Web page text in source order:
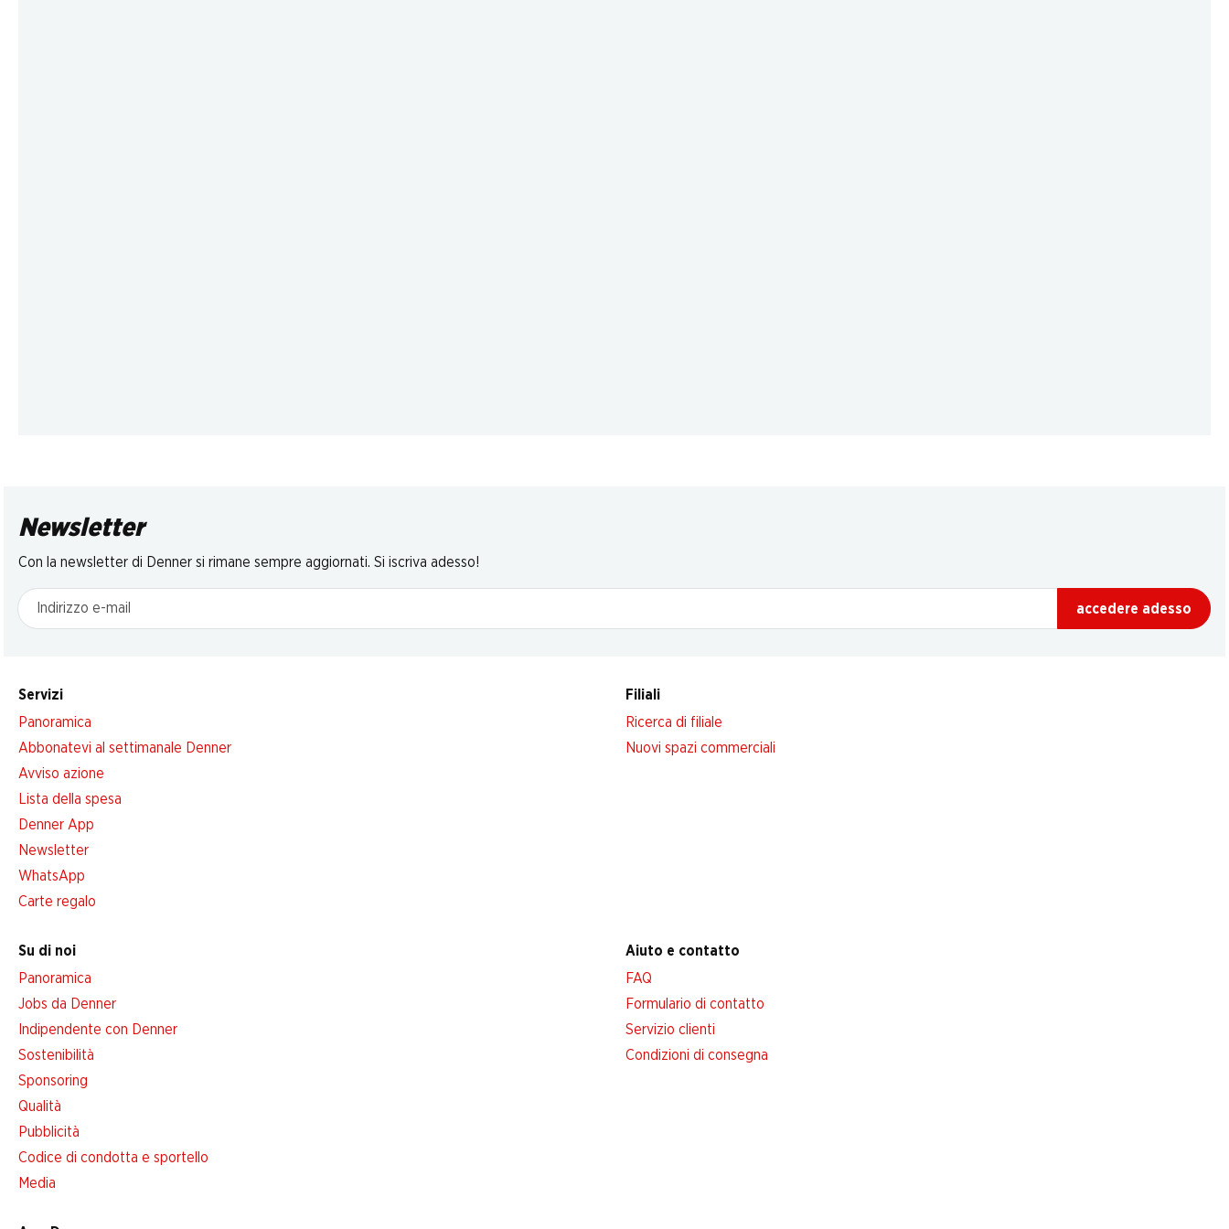
Newsletter
Con la newsletter di Denner si rimane sempre aggiornati. Si iscriva adesso!
Indirizzo e-mail
accedere adesso
Servizi
Panoramica
Abbonatevi al settimanale Denner
Avviso azione
Lista della spesa
Denner App
Newsletter
WhatsApp
Carte regalo
Filiali
Ricerca di filiale
Nuovi spazi commerciali
Su di noi
Panoramica
Jobs da Denner
Indipendente con Denner
Sostenibilità
Sponsoring
Qualità
Pubblicità
Codice di condotta e sportello
Media
Aiuto e contatto
FAQ
Formulario di contatto
Servizio clienti
Condizioni di consegna